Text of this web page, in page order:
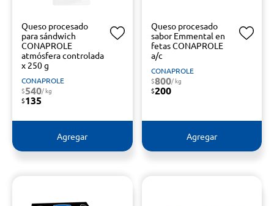
Queso procesado
para sándwich
CONAPROLE
atmósfera controlada
x 250 g
CONAPROLE
$540/ kg
$135
Agregar
Queso procesado
sabor Emmental en
fetas CONAPROLE
a/c
CONAPROLE
$800/ kg
$200
Agregar